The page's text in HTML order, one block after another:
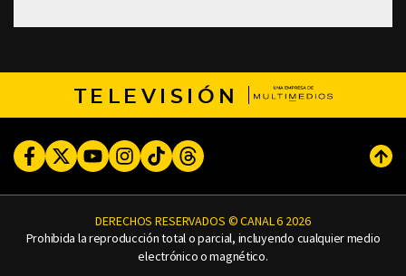
TELEVISIÓN
FacebookTwitterYoutubeInstagram
TikTokThreads
DERECHOS RESERVADOS © CANAL 6 2026
Prohibida la reproducción total o parcial, incluyendo cualquier medio
electrónico o magnético.